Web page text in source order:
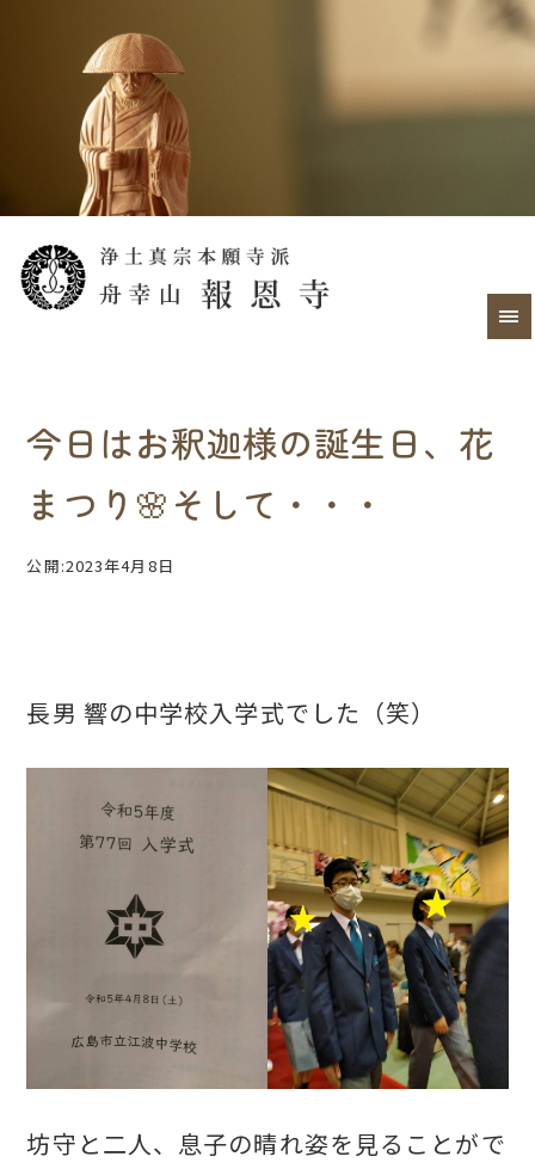
今日はお釈迦様の誕生日、花
まつり🌸そして・・・
公開:2023年4月8日
長男 響の中学校入学式でした（笑）
坊守と二人、息子の晴れ姿を見ることがで